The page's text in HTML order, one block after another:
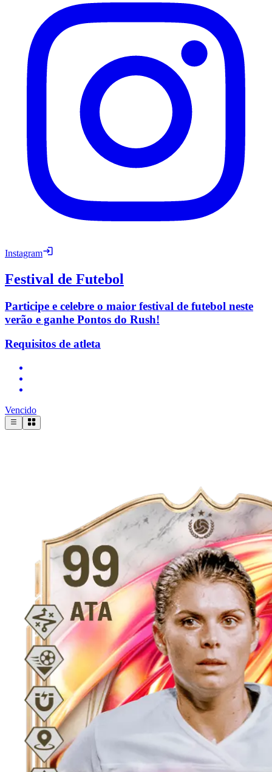
Instagram
Festival de Futebol
Participe e celebre o maior festival de futebol neste
verão e ganhe Pontos do Rush!
Requisitos de atleta
Vencido